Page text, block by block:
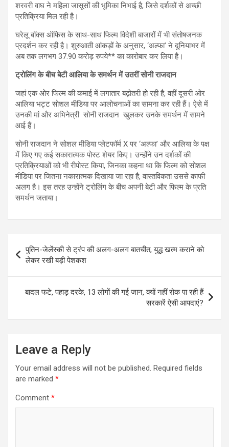
शरवरी वाघ ने महिला जासूसों की भूमिका निभाई है, जिसे दर्शकों से अच्छी
प्रतिक्रिया मिल रही है।
घरेलू बॉक्स ऑफिस के साथ-साथ फिल्म विदेशी बाजारों में भी संतोषजनक
प्रदर्शन कर रही है। शुरुआती आंकड़ों के अनुसार, ‘अल्फा’ ने दुनियाभर में
अब तक लगभग 37.90 करोड़ रुपये** का कारोबार कर लिया है।
ट्रोलिंग के बीच बेटी आलिया के समर्थन में उतरीं सोनी राजदान
जहां एक ओर फिल्म की कमाई में लगातार बढ़ोतरी हो रही है, वहीं दूसरी ओर
आलिया भट्ट सोशल मीडिया पर आलोचनाओं का सामना कर रही हैं। ऐसे में
उनकी मां और अभिनेत्री सोनी राजदान खुलकर उनके समर्थन में सामने
आई हैं।
सोनी राजदान ने सोशल मीडिया प्लेटफॉर्म X पर ‘अल्फा’ और आलिया के पक्ष
में किए गए कई सकारात्मक पोस्ट शेयर किए। उन्होंने उन दर्शकों की
प्रतिक्रियाओं को भी रीपोस्ट किया, जिनका कहना था कि फिल्म को सोशल
मीडिया पर जितना नकारात्मक दिखाया जा रहा है, वास्तविकता उससे काफी
अलग है। इस तरह उन्होंने ट्रोलिंग के बीच अपनी बेटी और फिल्म के प्रति
समर्थन जताया।
navigation
पुतिन-जेलेंस्की से ट्रंप की अलग-अलग बातचीत, युद्ध खत्म कराने को
लेकर रखी बड़ी पेशकश
बादल फटे, पहाड़ दरके, 13 लोगों की गई जान, क्यों नहीं रोक पा रही हैं
सरकारें ऐसी आपदाएं?
Leave a Reply
Your email address will not be published. Required fields
are marked *
Comment *